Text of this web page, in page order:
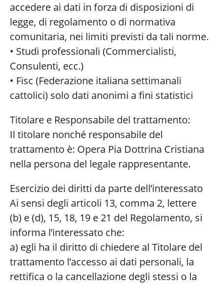
accedere ai dati in forza di disposizioni di
legge, di regolamento o di normativa
comunitaria, nei limiti previsti da tali norme.
• Studi professionali (Commercialisti,
Consulenti, ecc.)
• Fisc (Federazione italiana settimanali
cattolici) solo dati anonimi a fini statistici
Titolare e Responsabile del trattamento:
Il titolare nonché responsabile del
trattamento è: Opera Pia Dottrina Cristiana
nella persona del legale rappresentante.
Esercizio dei diritti da parte dell’interessato
Ai sensi degli articoli 13, comma 2, lettere
(b) e (d), 15, 18, 19 e 21 del Regolamento, si
informa l’interessato che:
a) egli ha il diritto di chiedere al Titolare del
trattamento l’accesso ai dati personali, la
rettifica o la cancellazione degli stessi o la